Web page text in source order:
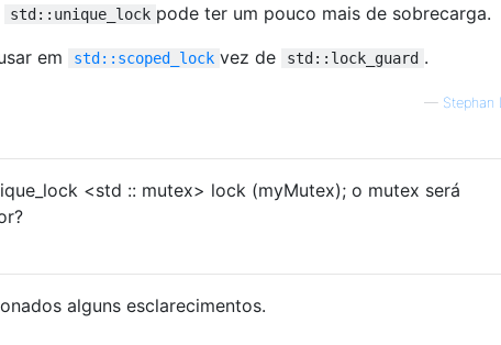
std::unique_lock pode ter um pouco mais de sobrecarga.
em
std::scoped_lock vez de std::lock_guard .
— Stephan
<std :: mutex> lock (myMutex); o mutex será
alguns esclarecimentos.